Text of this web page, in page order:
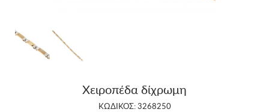
Χειροπέδα δίχρωμη
ΚΩΔΙΚΟΣ: 3268250